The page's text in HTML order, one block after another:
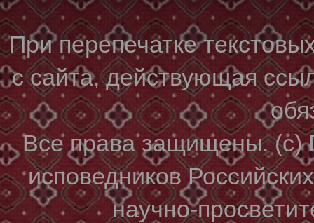
При перепечатке
с сайта, действующая
Все права защищены. (с)
исповедников
научно-